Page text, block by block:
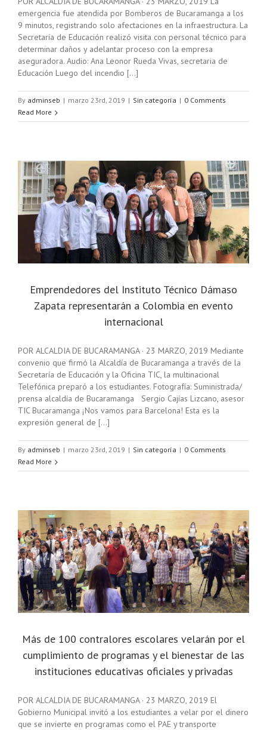
emergencia fue atendida por Bomberos de Bucaramanga a los
9 minutos, registrando solo afectaciones en la infraestructura. La
Secretaría de Educación realizó visita con personal técnico para
determinar daños y adelantar proceso con la empresa
aseguradora. Audio: Ana Leonor Rueda Vivas, secretaria de
Educación Luego del incendio [...]
By adminseb | marzo 23rd, 2019 | Sin categoría | 0 Comments
Read More
Emprendedores del Instituto Técnico Dámaso
Zapata representarán a Colombia en evento
internacional
POR ALCALDIA DE BUCARAMANGA · 23 MARZO, 2019 Mediante
convenio que firmó la Alcaldía de Bucaramanga a través de la
Secretaría de Educación y la Oficina TIC, la multinacional
Telefónica preparó a los estudiantes. Fotografía: Suministrada/
prensa alcaldía de Bucaramanga Sergio Cajías Lizcano, asesor
TIC Bucaramanga ¡Nos vamos para Barcelona! Esta es la
expresión general de [...]
By adminseb | marzo 23rd, 2019 | Sin categoría | 0 Comments
Read More
Más de 100 contralores escolares velarán por el
cumplimiento de programas y el bienestar de las
instituciones educativas oficiales y privadas
POR ALCALDIA DE BUCARAMANGA · 23 MARZO, 2019 El
Gobierno Municipal invitó a los estudiantes a velar por el dinero
que se invierte en programas como el PAE y transporte